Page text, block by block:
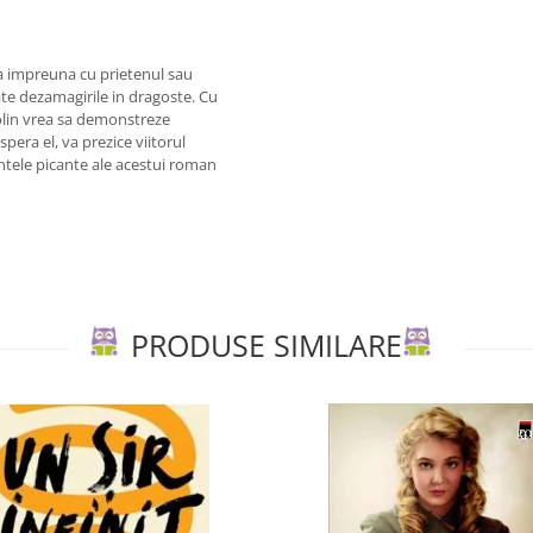
impreuna cu prietenul sau
dezamagirile in dragoste. Cu
vrea sa demonstreze
el, va prezice viitorul
picante ale acestui roman
PRODUSE SIMILARE